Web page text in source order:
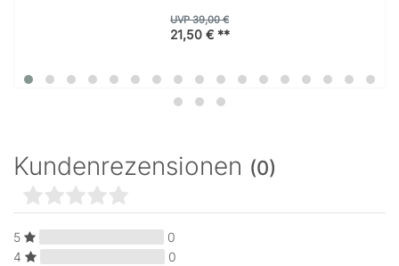
UVP 39,00 €
21,50 € **
Kundenrezensionen (0)
5
0
4
0